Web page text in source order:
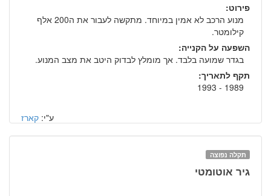
פירוט:
מנוע הרכב לא אמין במיוחד. מתקשה לעבור את ה200 אלף
קילומטר.
השפעה על הקנייה:
בגדר שמועה בלבד. אך מומלץ לבדוק היטב את מצב המנוע.
תקף לתאריך:
1989 - 1993
ע"י: קארז
תקלה נפוצה
גיר אוטומטי